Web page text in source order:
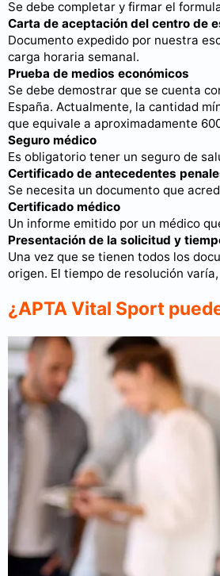
Se debe completar y firmar el
Carta de aceptación del centro de
Documento expedido por nuestra
carga horaria semanal.
Prueba de medios económicos
Se debe demostrar que se cuenta
España. Actualmente, la cantidad
que equivale a aproximadamente
Seguro médico
Es obligatorio tener un seguro de
Certificado de antecedentes
Se necesita un documento que
Certificado médico
Un informe emitido por un médico
Presentación de la solicitud y
Una vez que se tienen todos los
origen. El tiempo de resolución
¿APTA Vital Sport